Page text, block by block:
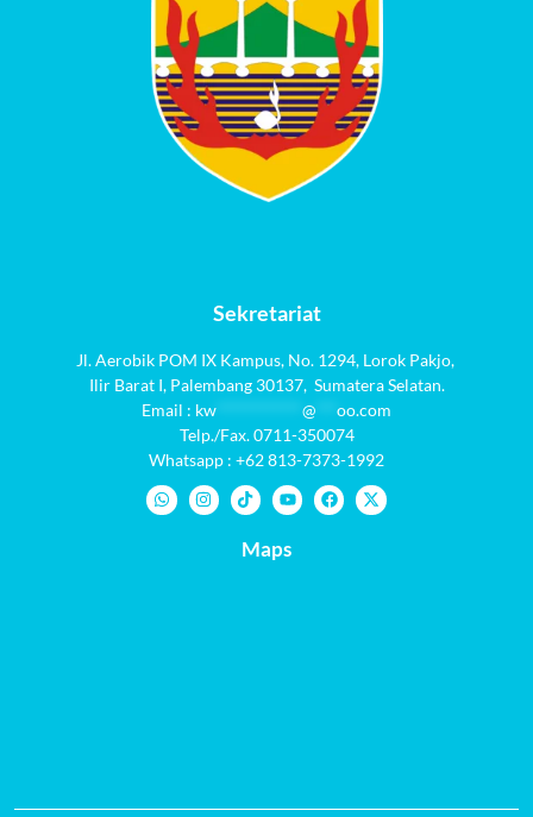
Sekretariat
Jl. Aerobik POM IX Kampus, No. 1294, Lorok Pakjo,
Ilir Barat I, Palembang 30137, Sumatera Selatan.
Email : kw @
oo.com
Telp./Fax. 0711-350074
Whatsapp : +62 813-7373-1992
Maps